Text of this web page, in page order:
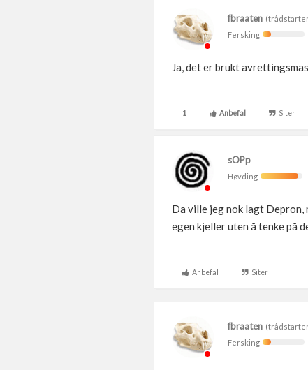
fbraaten
Fersking
Ja, det er brukt
1 Anbefal Siter
sOPp
Høvding
Da ville jeg nok lagt Depron,
egen kjeller uten å tenke på
Anbefal Siter
fbraaten
Fersking